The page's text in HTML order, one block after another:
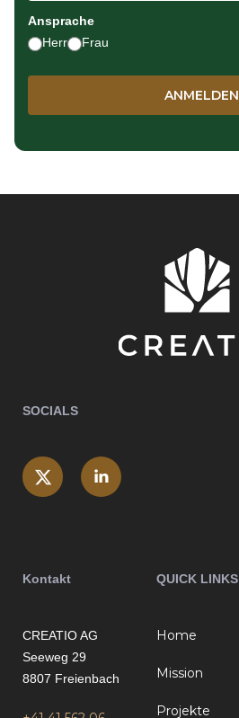
Ansprache
Herr
Frau
SOCIALS
Kontakt
CREATIO AG
Seeweg 29
8807 Freienbach
QUICK LINKS
Home
Mission
Projekte